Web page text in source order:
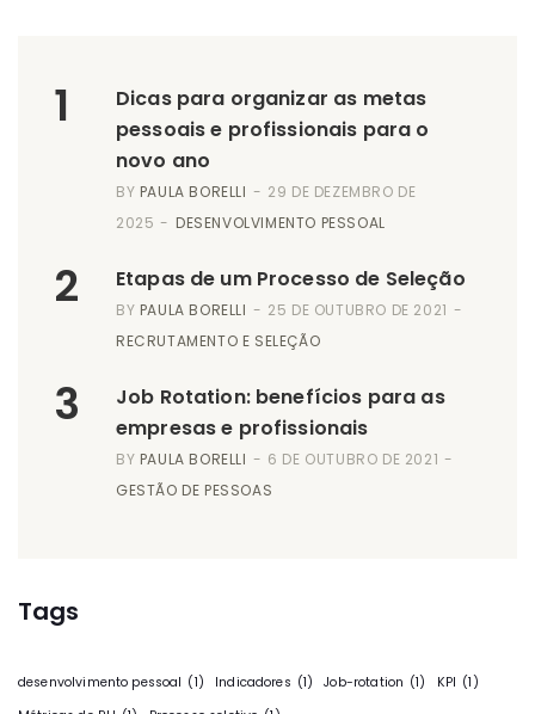
1
Dicas para organizar as metas
pessoais e profissionais para o
novo ano
BY PAULA BORELLI
29 DE DEZEMBRO DE
2025
DESENVOLVIMENTO PESSOAL
2 Etapas de um Processo de Seleção
BY PAULA BORELLI
25 DE OUTUBRO DE 2021
RECRUTAMENTO E SELEÇÃO
3
Job Rotation: benefícios para as
empresas e profissionais
BY PAULA BORELLI
6 DE OUTUBRO DE 2021
GESTÃO DE PESSOAS
Tags
desenvolvimento pessoal (1) Indicadores (1) Job-rotation (1) KPI (1)